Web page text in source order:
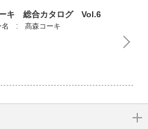
キ 総合カタログ Vol.6
名 : 髙森コーキ